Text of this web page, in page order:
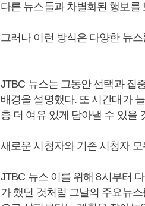
다른 뉴스들과 차별화된 행보를
그러나 이런 방식은 다양한 뉴
JTBC 뉴스는 그동안 선택과 집
배경을 설명했다. 또 시간대가
층 더 여유 있게 담아낼 수 있을
새로운 시청자와 기존 시청자
JTBC 뉴스 이를 위해 8시부터
가 했던 것처럼 그날의 주요뉴